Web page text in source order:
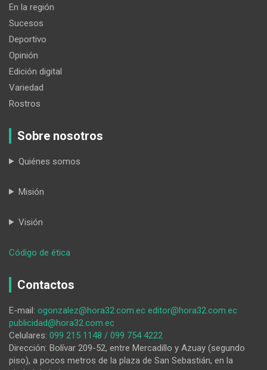
En la región
Sucesos
Deportivo
Opinión
Edición digital
Variedad
Rostros
Sobre nosotros
Quiénes somos
Misión
Visión
Código de ética
07-
Contactos
E-mail: ogonzalez@hora32.com.ec editor@hora32.com.ec
publicidad@hora32.com.ec
Celulares: 099 215 1148 / 099 754 4222
Dirección: Bolívar 209-52, entre Mercadillo y Azuay (segundo
piso), a pocos metros de la plaza de San Sebastián, en la